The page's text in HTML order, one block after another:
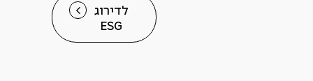
לדירוג
ESG